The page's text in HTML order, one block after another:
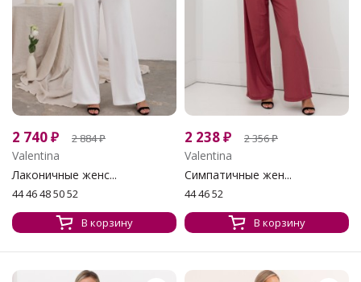
2 740₽ 2 884₽
Valentina
Лаконичные женс...
44 46 48 50 52
В корзину
2 238₽ 2 356₽
Valentina
Симпатичные жен...
44 46 52
В корзину